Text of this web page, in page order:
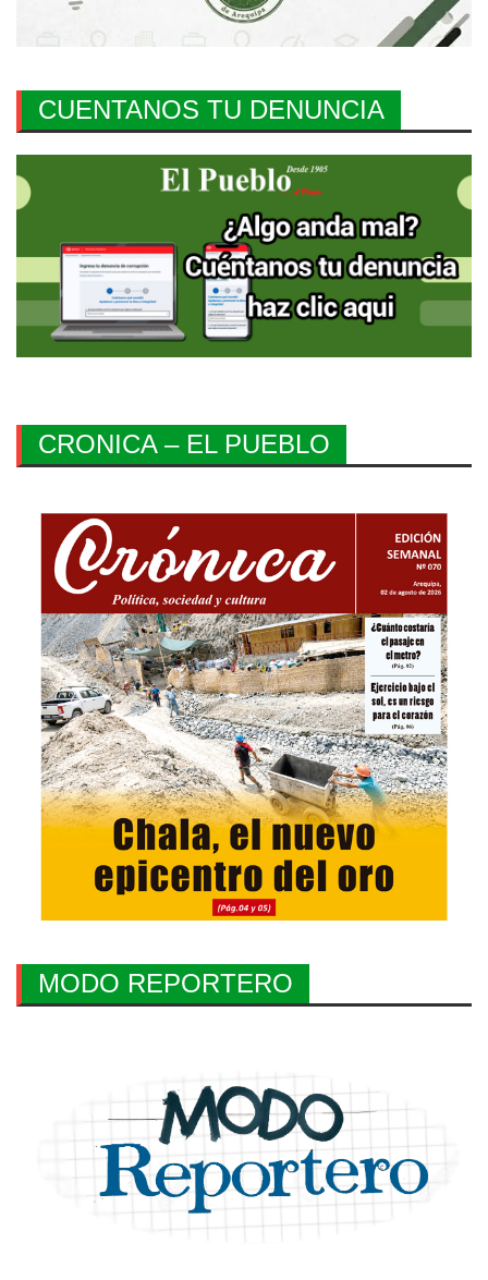
CUENTANOS TU DENUNCIA
CRONICA – EL PUEBLO
MODO REPORTERO